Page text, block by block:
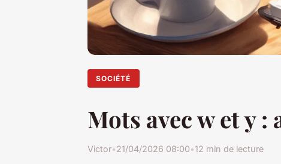
SOCIÉTÉ
Mots avec w et y
Victor•21/04/2026 08:00•12 min de lecture